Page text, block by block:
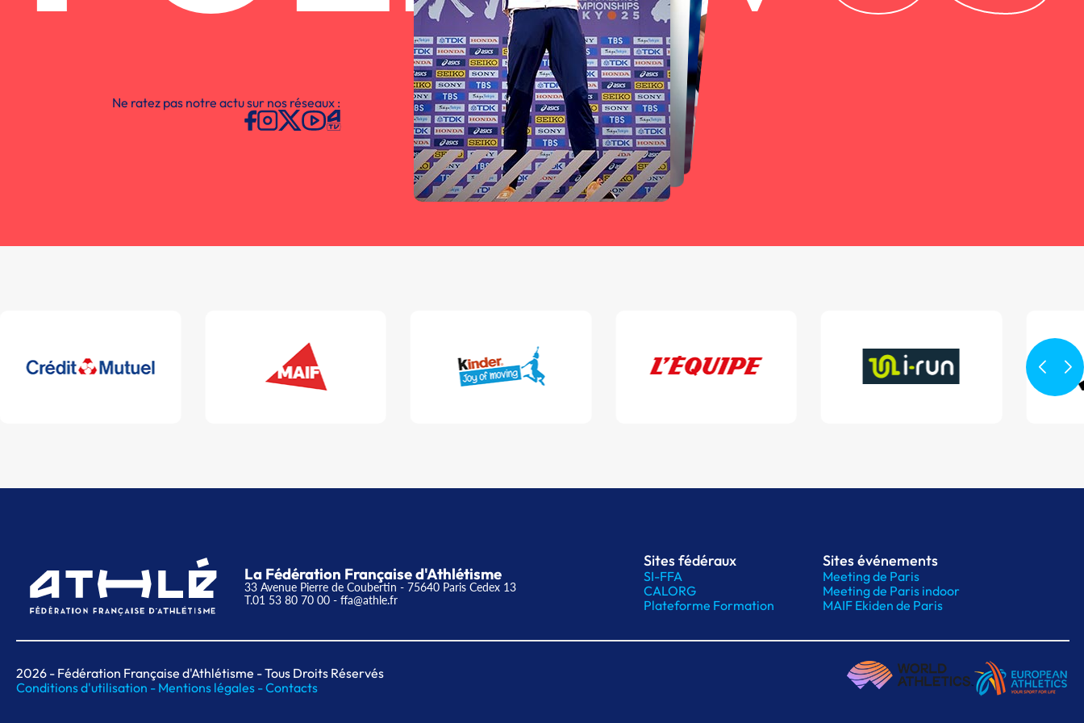
Ne ratez pas notre actu sur nos réseaux :
La Fédération Française d'Athlétisme
33 Avenue Pierre de Coubertin - 75640 Paris Cedex 13
T.01 53 80 70 00 - ffa@athle.fr
Sites fédéraux
SI-FFA
CALORG
Plateforme Formation
Sites événements
Meeting de Paris
Meeting de Paris indoor
MAIF Ekiden de Paris
2026 - Fédération Française d'Athlétisme - Tous Droits Réservés
Conditions d'utilisation - Mentions légales -Contacts